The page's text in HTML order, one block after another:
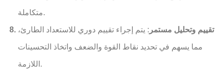
متكاملة.
تقييم وتحليل مستمر : يتم إجراء تقييم دوري للاستعداد الطارئ،
مما يسهم في تحديد نقاط القوة والضعف واتخاذ التحسينات
اللازمة.